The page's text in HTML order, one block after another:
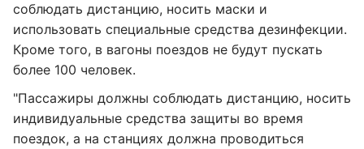
соблюдать дистанцию, носить маски и
использовать специальные средства дезинфекции.
Кроме того, в вагоны поездов не будут пускать
более 100 человек.
"Пассажиры должны соблюдать дистанцию, носить
индивидуальные средства защиты во время
поездок, а на станциях должна проводиться